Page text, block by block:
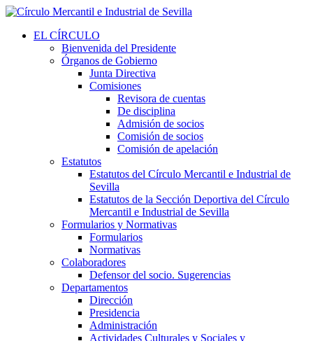
EL CÍRCULO
Bienvenida del Presidente
Órganos de Gobierno
Junta Directiva
Comisiones
Revisora de cuentas
De disciplina
Admisión de socios
Comisión de socios
Comisión de apelación
Estatutos
Estatutos del Círculo Mercantil e Industrial de
Sevilla
Estatutos de la Sección Deportiva del Círculo
Mercantil e Industrial de Sevilla
Formularios y Normativas
Formularios
Normativas
Colaboradores
Defensor del socio. Sugerencias
Departamentos
Dirección
Presidencia
Administración
Actividades Culturales y Sociales y